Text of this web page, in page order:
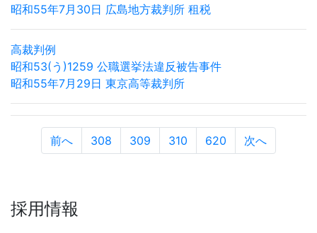
昭和55年7月30日 広島地方裁判所 租税
高裁判例
昭和53(う)1259 公職選挙法違反被告事件
昭和55年7月29日 東京高等裁判所
前へ 308 309 310 620 次へ
採用情報